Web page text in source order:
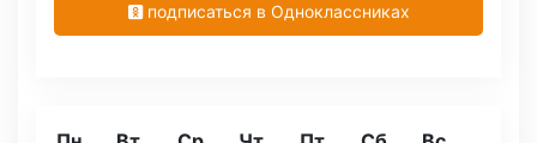
подписаться в Одноклассниках